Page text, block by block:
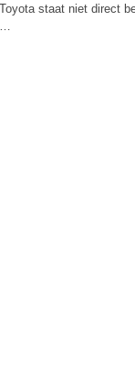
staat niet direct